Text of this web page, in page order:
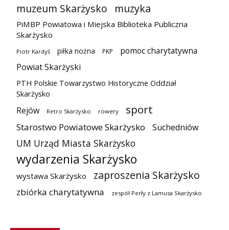
muzeum Skarżysko
muzyka
PiMBP Powiatowa i Miejska Biblioteka Publiczna
Skarżysko
Piotr Kardyś piłka nożna PKP
pomoc charytatywna
Powiat Skarżyski
PTH Polskie Towarzystwo Historyczne Oddział
Skarżysko
Rejów Retro Skarżysko rowery sport
Starostwo Powiatowe Skarżysko Suchedniów
UM Urząd Miasta Skarżysko
wydarzenia Skarżysko
wystawa Skarżysko zaproszenia Skarżysko
zbiórka charytatywna zespół Perły z Lamusa Skarżysko